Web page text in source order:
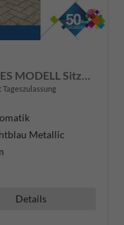
1.0 T-GDI 100PS Automatik NEUES MODELL Sitzheizung Lenkradheizung PDC v+h Rückf.Kamera Klima Bluetooth Touchscreen Apple CarPlay Android Auto Tempomat
Tageszulassung
Metallic
Details